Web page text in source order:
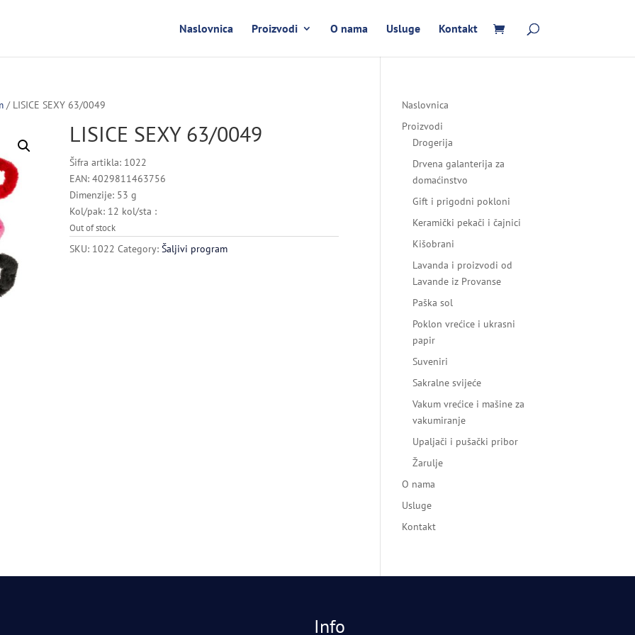
Naslovnica Proizvodi O nama Usluge Kontakt
/ LISICE SEXY 63/0049
LISICE SEXY 63/0049
Šifra artikla: 1022
EAN: 4029811463756
Dimenzije: 53 g
Kol/pak: 12 kol/sta :
Out of stock
SKU: 1022 Category:Šaljivi program
Naslovnica
Proizvodi
Drogerija
Drvena galanterija za
domaćinstvo
Gift i prigodni pokloni
Keramički pekači i čajnici
Kišobrani
Lavanda i proizvodi od
Lavande iz Provanse
Paška sol
Poklon vrećice i ukrasni
papir
Suveniri
Sakralne svijeće
Vakum vrećice i mašine za
vakumiranje
Upaljači i pušački pribor
Žarulje
O nama
Usluge
Kontakt
Info